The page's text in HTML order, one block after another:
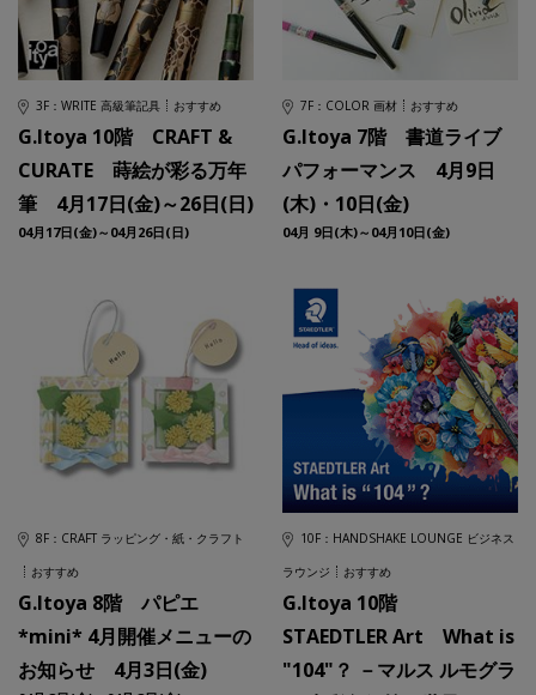
3F：WRITE 高級筆記具 おすすめ
G.Itoya 10階 CRAFT &
CURATE 蒔絵が彩る万年
筆 4月17日(金)～26日(日)
04月17日(金)～04月26日(日)
7F：COLOR 画材 おすすめ
G.Itoya 7階 書道ライブ
パフォーマンス 4月9日
(木)・10日(金)
04月 9日(木)～04月10日(金)
8F：CRAFT ラッピング・紙・クラフト
おすすめ
G.Itoya 8階 パピエ
*mini* 4月開催メニューの
お知らせ 4月3日(金)
10F：HANDSHAKE LOUNGE ビジネス
ラウンジ
おすすめ
G.Itoya 10階
STAEDTLER Art What is
"104"？ －マルス ルモグラ